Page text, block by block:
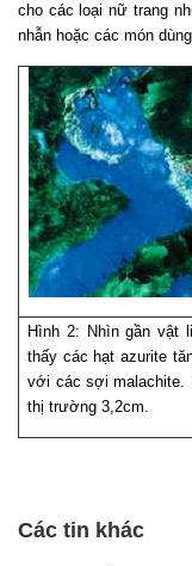
cho các loại nữ trang
nhẫn hoặc các món
Hình 2: Nhìn gần vật
thấy các hạt azurite
với các sợi malachite.
thị trường 3,2cm.
Các tin khác